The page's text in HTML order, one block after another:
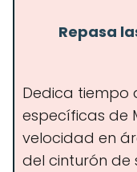
Repasa
Dedica tiempo
específicas de
velocidad en
del cinturón de